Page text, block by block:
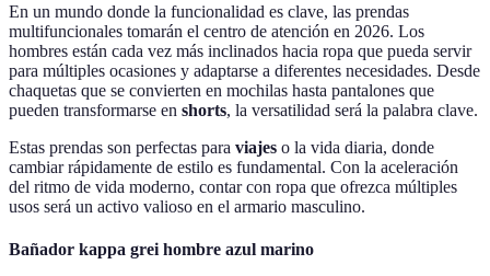
En un mundo donde la funcionalidad es clave, las prendas
multifuncionales tomarán el centro de atención en 2026. Los
hombres están cada vez más inclinados hacia ropa que pueda servir
para múltiples ocasiones y adaptarse a diferentes necesidades. Desde
chaquetas que se convierten en mochilas hasta pantalones que
pueden transformarse en shorts, la versatilidad será la palabra clave.
Estas prendas son perfectas para viajes o la vida diaria, donde
cambiar rápidamente de estilo es fundamental. Con la aceleración
del ritmo de vida moderno, contar con ropa que ofrezca múltiples
usos será un activo valioso en el armario masculino.
Bañador kappa grei hombre azul marino